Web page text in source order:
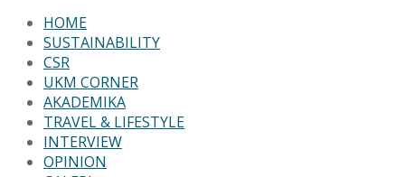
HOME
SUSTAINABILITY
CSR
UKM CORNER
AKADEMIKA
TRAVEL & LIFESTYLE
INTERVIEW
OPINION